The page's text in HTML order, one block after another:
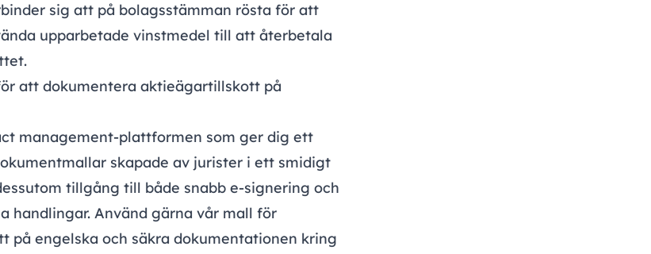
sig att på bolagsstämman rösta för att
upparbetade vinstmedel till att återbetala
att dokumentera aktieägartillskott på
management-plattformen som ger dig ett
skapade av jurister i ett smidigt
tillgång till både snabb e-signering och
handlingar. Använd gärna vår mall för
på engelska och säkra dokumentationen kring